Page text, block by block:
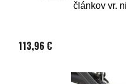
článkov vr.
113,96 €